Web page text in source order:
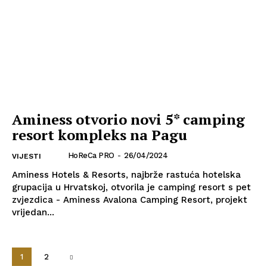
Aminess otvorio novi 5* camping
resort kompleks na Pagu
VIJESTI HoReCa PRO - 26/04/2024
Aminess Hotels & Resorts, najbrže rastuća hotelska
grupacija u Hrvatskoj, otvorila je camping resort s pet
zvjezdica - Aminess Avalona Camping Resort, projekt
vrijedan...
1 2